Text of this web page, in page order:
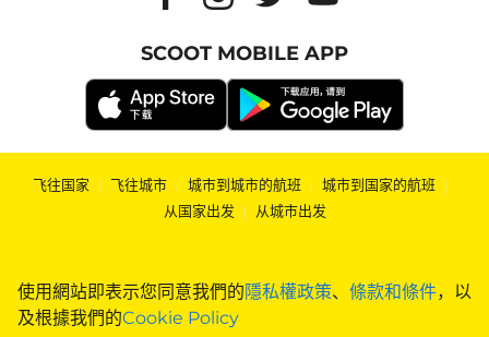
使用網站即表示您同意我們的隱私權政策、 條款和條件，以
及根據我們的Cookie Policy
SCOOT MOBILE APP
飞往国家 | 飞往城市 | 城市到城市的航班 | 城市到国家的航班 |
从国家出发 | 从城市出发